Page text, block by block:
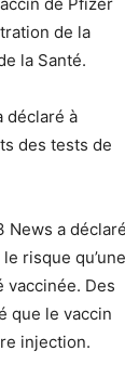
de la
la Santé.
déclaré à
des tests de
News a déclaré
risque qu’une
vaccinée. Des
que le vaccin
injection.